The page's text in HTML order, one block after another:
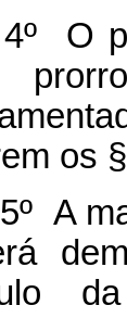
O
os
A